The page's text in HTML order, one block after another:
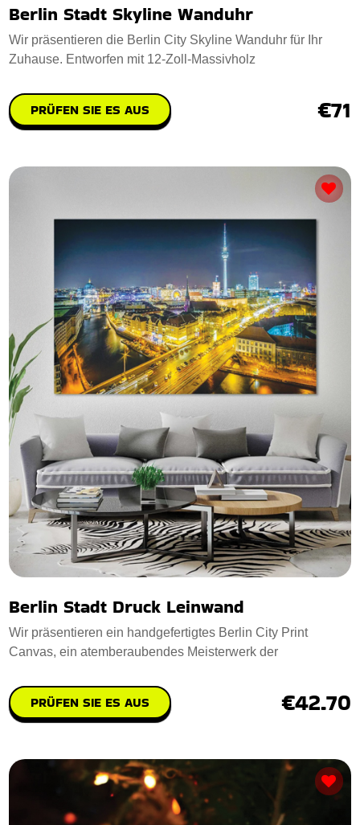
Berlin Stadt Skyline Wanduhr
Wir präsentieren die Berlin City Skyline Wanduhr für Ihr
Zuhause. Entworfen mit 12-Zoll-Massivholz
PRÜFEN SIE ES AUS €71
Berlin Stadt Druck Leinwand
Wir präsentieren ein handgefertigtes Berlin City Print
Canvas, ein atemberaubendes Meisterwerk der
PRÜFEN SIE ES AUS €42.70